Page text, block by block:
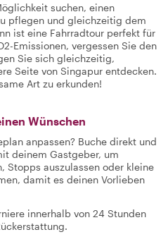
suchen, einen
pflegen und gleichzeitig dem
ist eine Fahrradtour perfekt für
Emissionen, vergessen Sie den
Sie sich gleichzeitig,
Seite von Singapur entdecken.
Art zu erkunden!
Wünschen
anpassen? Buche direkt und
deinem Gastgeber, um
Stopps auszulassen oder kleine
damit es deinen Vorlieben
innerhalb von 24 Stunden